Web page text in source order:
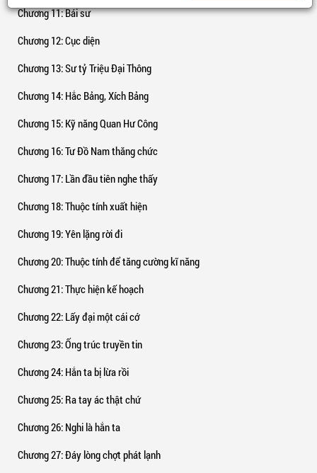
Chương 11: Bái sư
Chương 12: Cục diện
Chương 13: Sư tỷ Triệu Đại Thông
Chương 14: Hắc Bảng, Xích Bảng
Chương 15: Kỹ năng Quan Hư Công
Chương 16: Tư Đồ Nam thăng chức
Chương 17: Lần đầu tiên nghe thấy
Chương 18: Thuộc tính xuất hiện
Chương 19: Yên lặng rời đi
Chương 20: Thuộc tính để tăng cường kĩ năng
Chương 21: Thực hiện kế hoạch
Chương 22: Lấy đại một cái cớ
Chương 23: Ống trúc truyền tin
Chương 24: Hắn ta bị lừa rồi
Chương 25: Ra tay ác thật chứ
Chương 26: Nghi là hắn ta
Chương 27: Đáy lòng chợt phát lạnh